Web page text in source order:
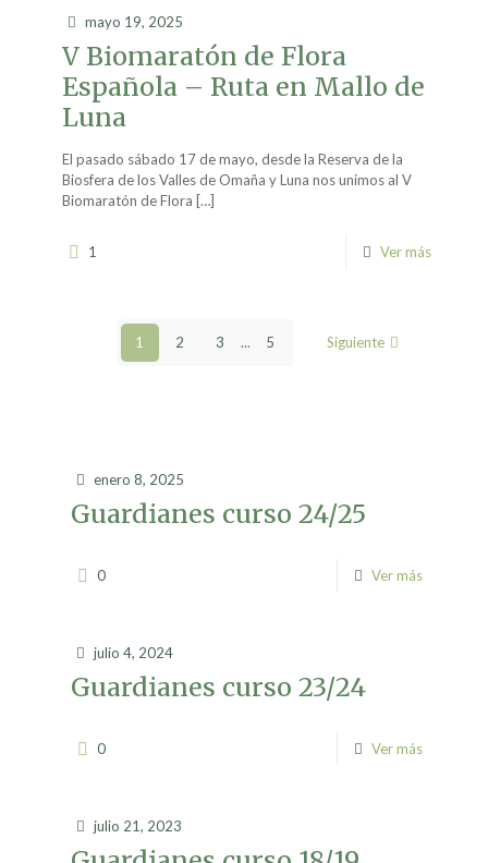
mayo 19, 2025
V Biomaratón de Flora
Española – Ruta en Mallo de
Luna
El pasado sábado 17 de mayo, desde la Reserva de la
Biosfera de los Valles de Omaña y Luna nos unimos al V
Biomaratón de Flora […]
1 Ver más
1 2 3 ... 5 Siguiente
enero 8, 2025
Guardianes curso 24/25
0 Ver más
julio 4, 2024
Guardianes curso 23/24
0 Ver más
julio 21, 2023